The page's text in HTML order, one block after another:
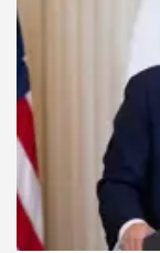
Dünya